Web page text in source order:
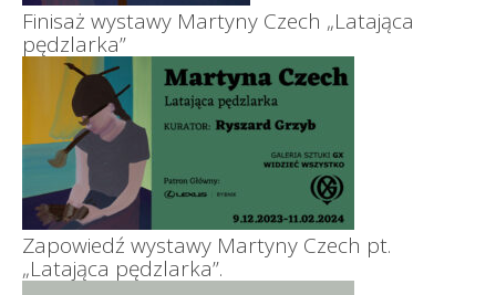
Finisaż wystawy Martyny Czech „Latająca
pędzlarka”
Zapowiedź wystawy Martyny Czech pt.
„Latająca pędzlarka”.